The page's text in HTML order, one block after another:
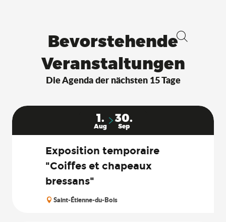
Suche
Bevorstehende
Veranstaltungen
Die Agenda der nächsten 15 Tage
1.
Aug
30.
Sep
Exposition temporaire
"Coiffes et chapeaux
bressans"
Saint-Étienne-du-Bois